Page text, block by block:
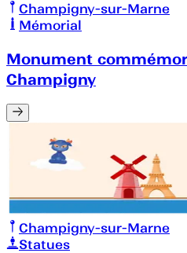
Champigny-sur-Marne
Mémorial
Monument
Champigny
Champigny-sur-Marne
Statues